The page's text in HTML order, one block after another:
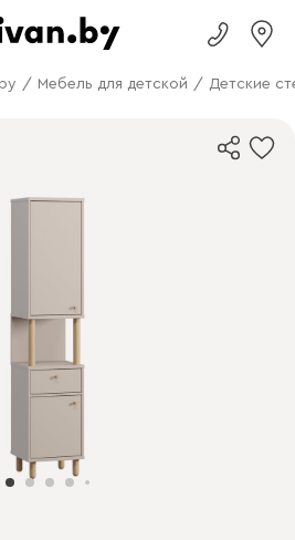
/ Мебель для детской / Детские